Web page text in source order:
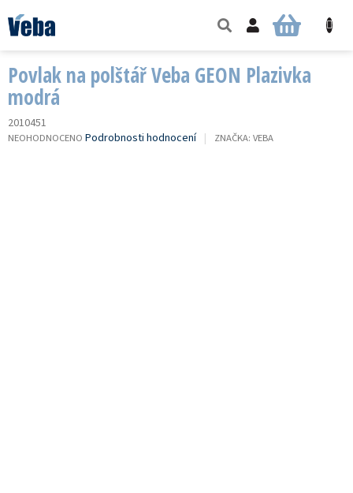
na
obsah
NÁKUPNÍ
Povlak na polštář Veba GEON Plazivka
modrá
2010451
PRŮMĚRNÉ
NEOHODNOCENO Podrobnosti hodnocení ZNAČKA: VEBA